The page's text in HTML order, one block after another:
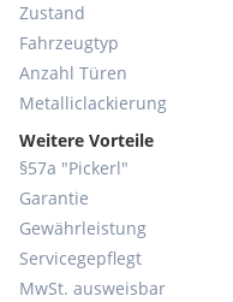
Zustand
Fahrzeugtyp
Anzahl Türen
Metallic­lackierung
Weitere Vorteile
§57a "Pickerl"
Garantie
Gewährleistung
Servicegepflegt
MwSt. ausweisbar